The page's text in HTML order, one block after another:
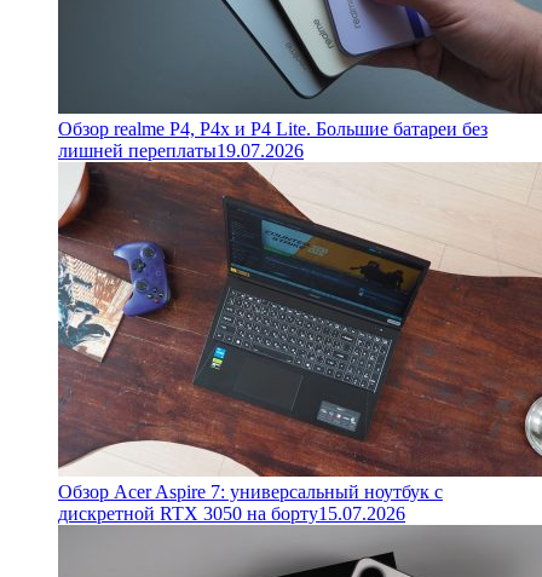
Обзор realme P4, P4x и P4 Lite. Большие батареи без
лишней переплаты19.07.2026
Обзор Acer Aspire 7: универсальный ноутбук с
дискретной RTX 3050 на борту15.07.2026